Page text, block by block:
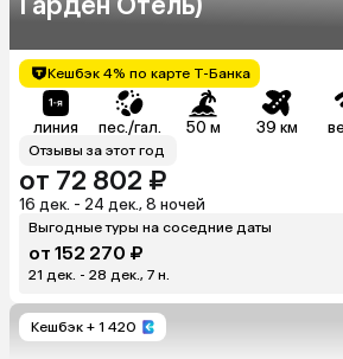
Кешбэк 4% по карте Т-Банка
линия пес./гал. 50 м 39 км
Отзывы за этот год
от 72 802 ₽
16 дек. - 24 дек., 8 ночей
Выгодные туры на соседние даты
от 152 270 ₽
21 дек. - 28 дек., 7 н.
Кешбэк + 1 420